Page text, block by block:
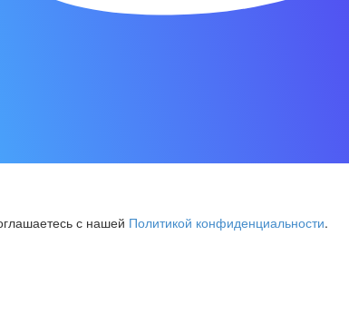
с нашей Политикой конфиденциальности.